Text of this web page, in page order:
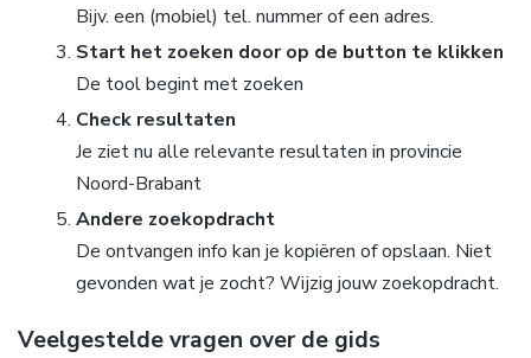
Bijv. een (mobiel) tel. nummer of een adres.
Start het zoeken door op de button te klikken
De tool begint met zoeken
Check resultaten
Je ziet nu alle relevante resultaten in provincie
Noord-Brabant
Andere zoekopdracht
De ontvangen info kan je kopiëren of opslaan. Niet
gevonden wat je zocht? Wijzig jouw zoekopdracht.
Veelgestelde vragen over de gids